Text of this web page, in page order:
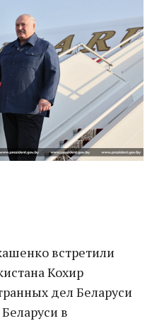
встретили
Кохир
дел Беларуси
в